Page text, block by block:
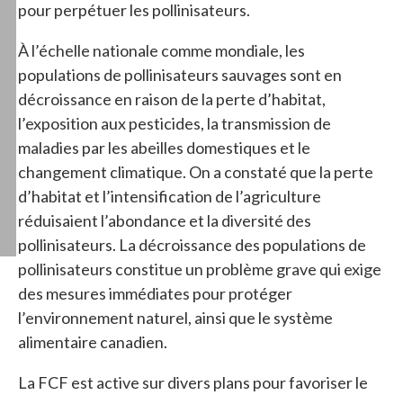
pour perpétuer les pollinisateurs.
À l’échelle nationale comme mondiale, les
populations de pollinisateurs sauvages sont en
décroissance en raison de la perte d’habitat,
l’exposition aux pesticides, la transmission de
maladies par les abeilles domestiques et le
changement climatique. On a constaté que la perte
d’habitat et l’intensification de l’agriculture
réduisaient l’abondance et la diversité des
pollinisateurs. La décroissance des populations de
pollinisateurs constitue un problème grave qui exige
des mesures immédiates pour protéger
l’environnement naturel, ainsi que le système
alimentaire canadien.
La FCF est active sur divers plans pour favoriser le